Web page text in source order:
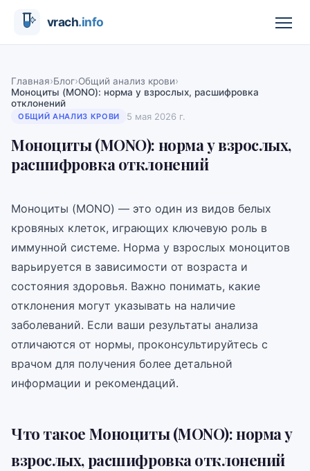
Главная›Блог›Общий анализ крови›
Моноциты (MONO): норма у взрослых, расшифровка
отклонений
ОБЩИЙ АНАЛИЗ КРОВИ 5 мая 2026 г.
Моноциты (MONO): норма у взрослых,
расшифровка отклонений
Моноциты (MONO) — это один из видов белых
кровяных клеток, играющих ключевую роль в
иммунной системе. Норма у взрослых моноцитов
варьируется в зависимости от возраста и
состояния здоровья. Важно понимать, какие
отклонения могут указывать на наличие
заболеваний. Если ваши результаты анализа
отличаются от нормы, проконсультируйтесь с
врачом для получения более детальной
информации и рекомендаций.
Что такое Моноциты (MONO): норма у
взрослых, расшифровка отклонений